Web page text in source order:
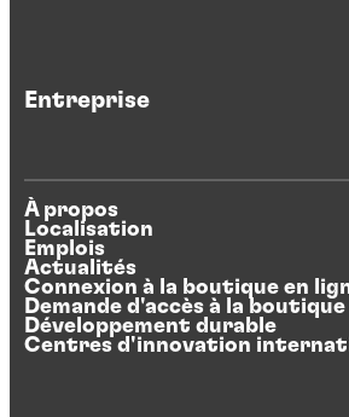
Entreprise
À propos
Localisation
Emplois
Actualités
Connexion à la boutique en
Demande d'accès à la
Développement durable
Centres d'innovation